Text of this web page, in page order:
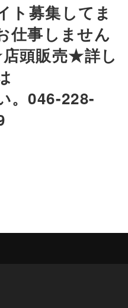
ト募集してま
仕事しません
頭販売★詳し
。046-228-